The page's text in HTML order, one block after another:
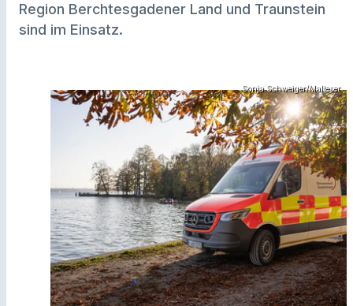
Region Berchtesgadener Land und Traunstein
sind im Einsatz.
Sonja Schweiger/Malteser